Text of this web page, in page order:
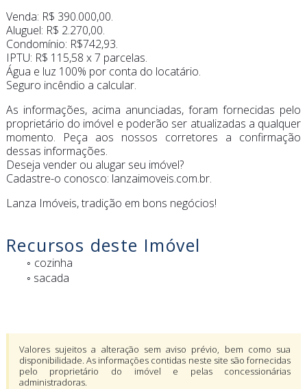
Venda: R$ 390.000,00.
Aluguel: R$ 2.270,00.
Condomínio: R$742,93.
IPTU: R$ 115,58 x 7 parcelas.
Água e luz 100% por conta do locatário.
Seguro incêndio a calcular.
As informações, acima anunciadas, foram fornecidas pelo
proprietário do imóvel e poderão ser atualizadas a qualquer
momento. Peça aos nossos corretores a confirmação
dessas informações.
Deseja vender ou alugar seu imóvel?
Cadastre-o conosco: lanzaimoveis.com.br.
Lanza Imóveis, tradição em bons negócios!
Recursos deste Imóvel
cozinha
◦ sacada
Valores sujeitos a alteração sem aviso prévio, bem como sua
disponibilidade. As informações contidas neste site são fornecidas
pelo proprietário do imóvel e pelas concessionárias
administradoras.